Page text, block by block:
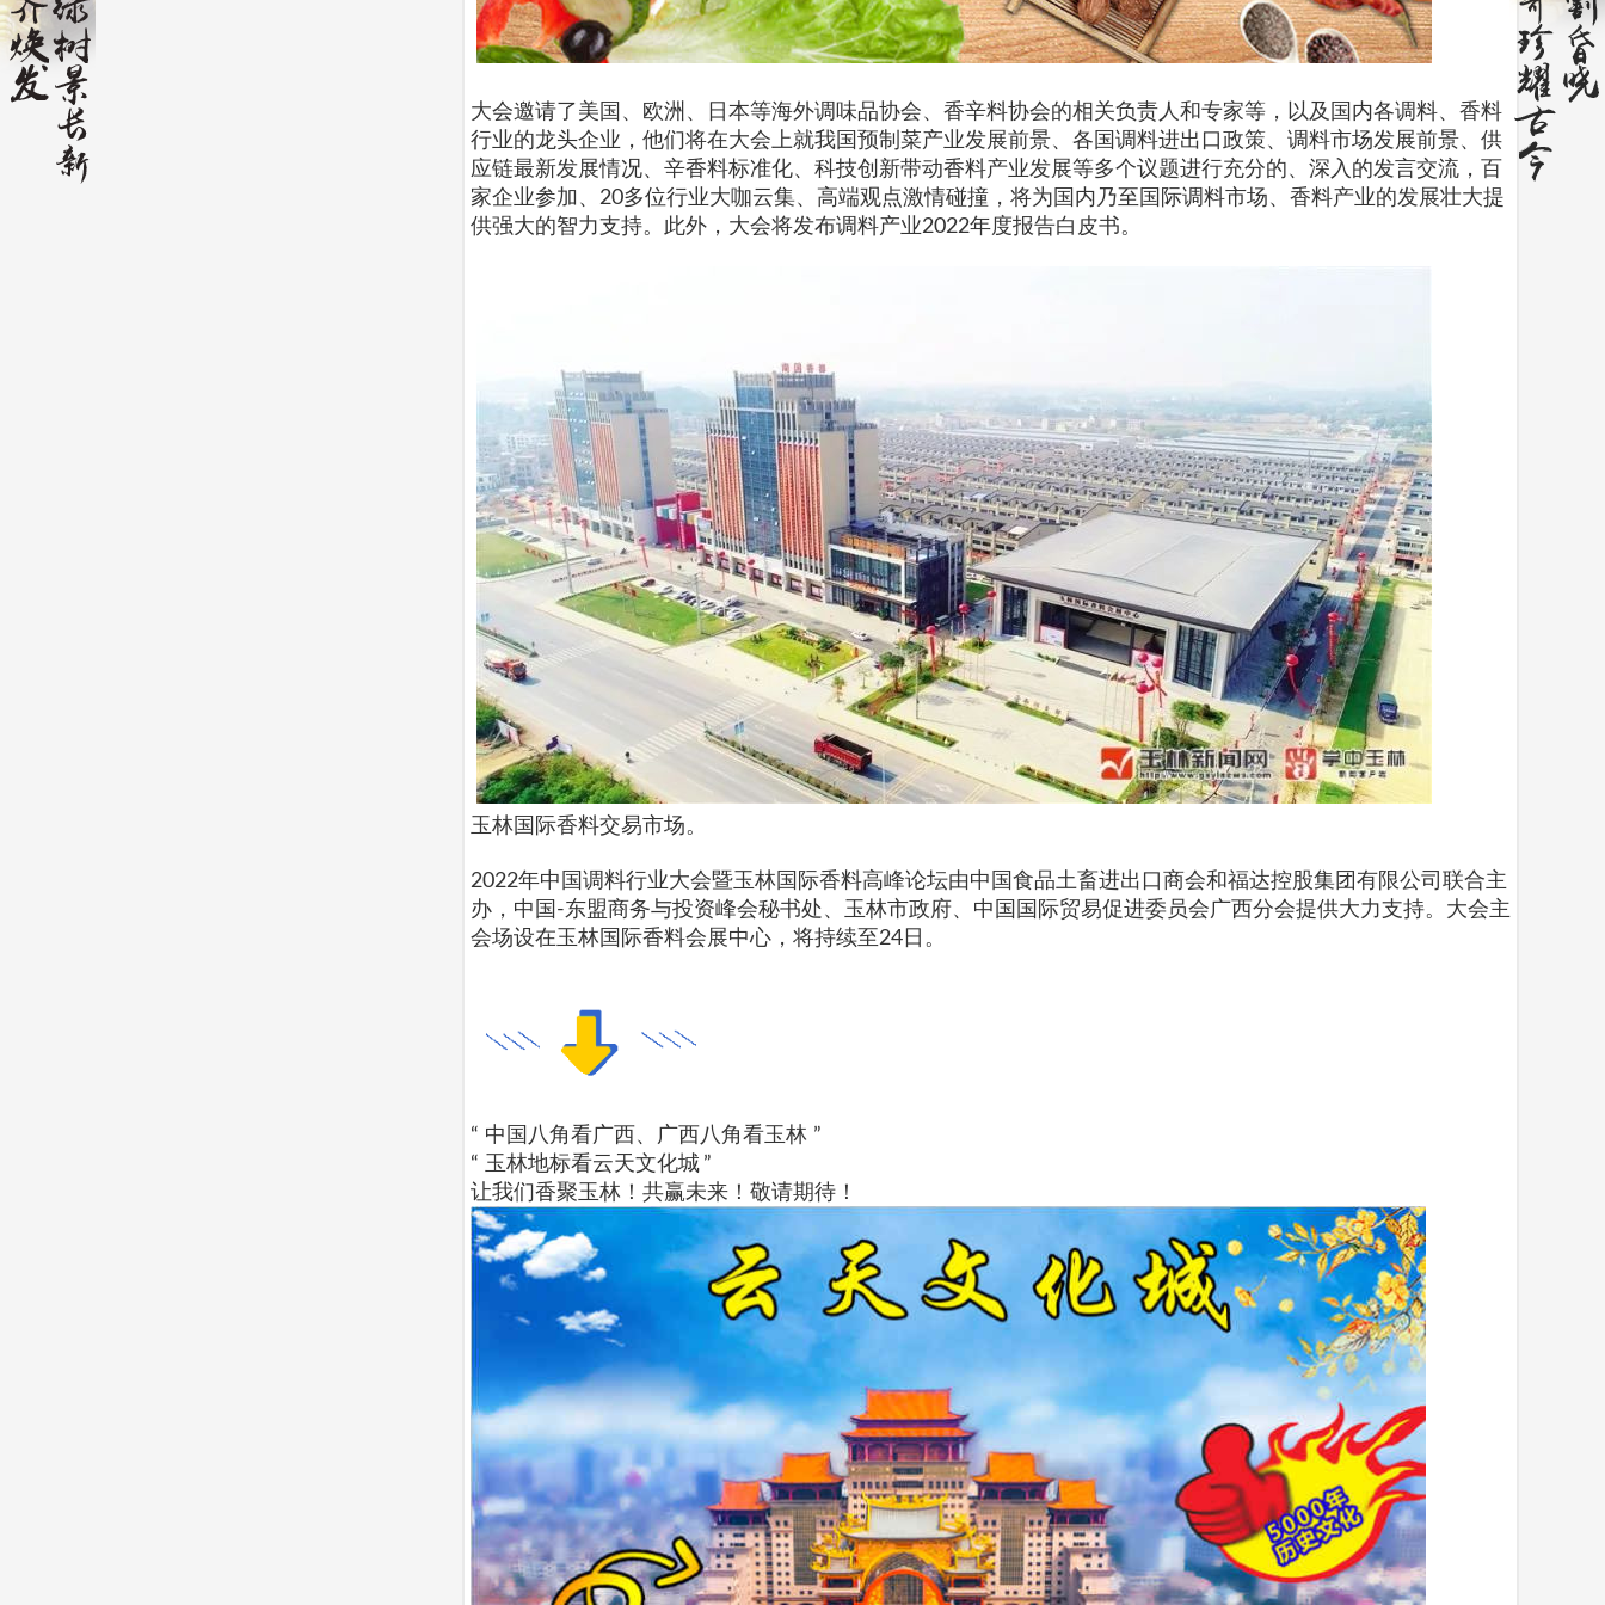
大会邀请了美国、欧洲、日本等海外调味品协会、香辛料协会的相关负责人和专家等，以及国内各调料、香料
行业的龙头企业，他们将在大会上就我国预制菜产业发展前景、各国调料进出口政策、调料市场发展前景、供
应链最新发展情况、辛香料标准化、科技创新带动香料产业发展等多个议题进行充分的、深入的发言交流，百
家企业参加、 20多位行业大咖云集、高端观点激情碰撞，将为国内乃至国际调料市场、香料产业的发展壮大提
供强大的智力支持。此外，大会将发布调料产业2022年度报告白皮书。
玉林国际香料交易市场。
2022年中国调料行业大会暨玉林国际香料高峰论坛由中国食品土畜进出口商会和福达控股集团有限公司联合主
办，中国-东盟商务与投资峰会秘书处、玉林市政府、中国国际贸易促进委员会广西分会提供大力支持。大会主
会场设在玉林国际香料会展中心，将持续至24日。
“ 中国八角看广西、广西八角看玉林 ”
“ 玉林地标看云天文化城 ”
让我们香聚玉林！共赢未来！敬请期待！